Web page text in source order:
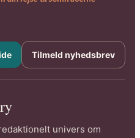
Tilmeld nyhedsbrev
univers om